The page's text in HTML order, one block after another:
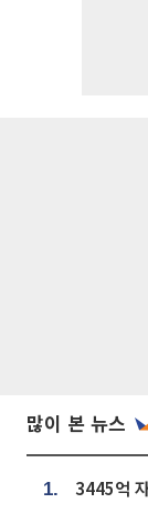
많이 본 뉴스
1.